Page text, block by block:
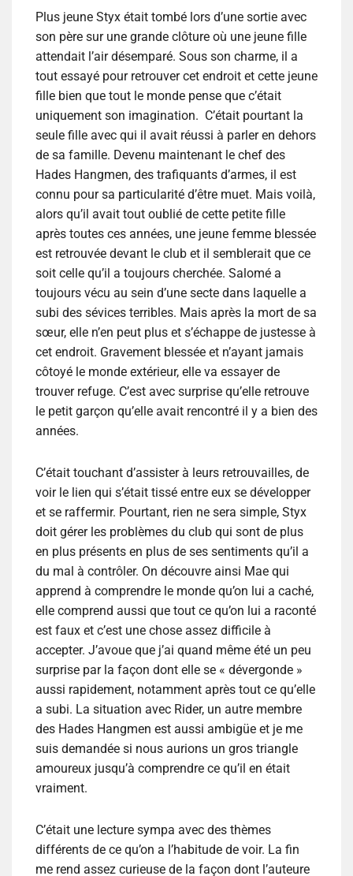
Plus jeune Styx était tombé lors d’une sortie avec
son père sur une grande clôture où une jeune fille
attendait l’air désemparé. Sous son charme, il a
tout essayé pour retrouver cet endroit et cette jeune
fille bien que tout le monde pense que c’était
uniquement son imagination. C’était pourtant la
seule fille avec qui il avait réussi à parler en dehors
de sa famille. Devenu maintenant le chef des
Hades Hangmen, des trafiquants d’armes, il est
connu pour sa particularité d’être muet. Mais voilà,
alors qu’il avait tout oublié de cette petite fille
après toutes ces années, une jeune femme blessée
est retrouvée devant le club et il semblerait que ce
soit celle qu’il a toujours cherchée. Salomé a
toujours vécu au sein d’une secte dans laquelle a
subi des sévices terribles. Mais après la mort de sa
sœur, elle n’en peut plus et s’échappe de justesse à
cet endroit. Gravement blessée et n’ayant jamais
côtoyé le monde extérieur, elle va essayer de
trouver refuge. C’est avec surprise qu’elle retrouve
le petit garçon qu’elle avait rencontré il y a bien des
années.
C’était touchant d’assister à leurs retrouvailles, de
voir le lien qui s’était tissé entre eux se développer
et se raffermir. Pourtant, rien ne sera simple, Styx
doit gérer les problèmes du club qui sont de plus
en plus présents en plus de ses sentiments qu’il a
du mal à contrôler. On découvre ainsi Mae qui
apprend à comprendre le monde qu’on lui a caché,
elle comprend aussi que tout ce qu’on lui a raconté
est faux et c’est une chose assez difficile à
accepter. J’avoue que j’ai quand même été un peu
surprise par la façon dont elle se « dévergonde »
aussi rapidement, notamment après tout ce qu’elle
a subi. La situation avec Rider, un autre membre
des Hades Hangmen est aussi ambigüe et je me
suis demandée si nous aurions un gros triangle
amoureux jusqu’à comprendre ce qu’il en était
vraiment.
C’était une lecture sympa avec des thèmes
différents de ce qu’on a l’habitude de voir. La fin
me rend assez curieuse de la façon dont l’auteure